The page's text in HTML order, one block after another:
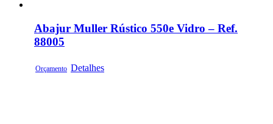
Abajur Muller Rústico 550e Vidro – Ref.
88005
Orçamento Detalhes